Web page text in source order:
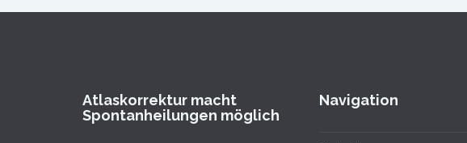
Atlaskorrektur macht
Spontanheilungen möglich
Navigation